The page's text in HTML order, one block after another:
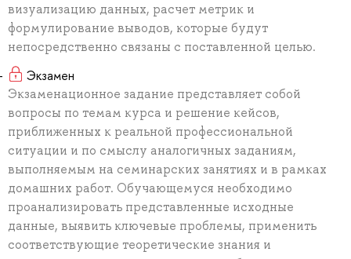
визуализацию данных, расчет метрик и
формулирование выводов, которые будут
непосредственно связаны с поставленной целью.
Экзамен
Экзаменационное задание представляет собой
вопросы по темам курса и решение кейсов,
приближенных к реальной профессиональной
ситуации и по смыслу аналогичных заданиям,
выполняемым на семинарских занятиях и в рамках
домашних работ. Обучающемуся необходимо
проанализировать представленные исходные
данные, выявить ключевые проблемы, применить
соответствующие теоретические знания и